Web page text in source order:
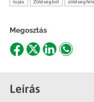
tojás Zöldségből
Megosztás
Share
Facebook
Share
X
ShareShare
Leírás